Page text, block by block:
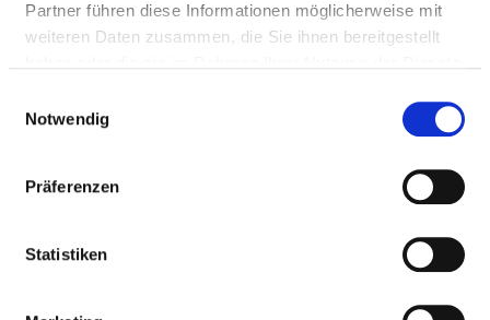
Partner führen diese Informationen möglicherweise mit
weiteren Daten zusammen, die Sie ihnen bereitgestellt
Notwendig
Präferenzen
Statistiken
Personelle Ausstattung der Fachabteilung mit
Pflegepersonal. Mitarbeitende, die nicht eindeutig
werden übergreifend für das Krankenhaus erfasst.
GESUNDHEITS- UND KRANKENPFLEGER UND